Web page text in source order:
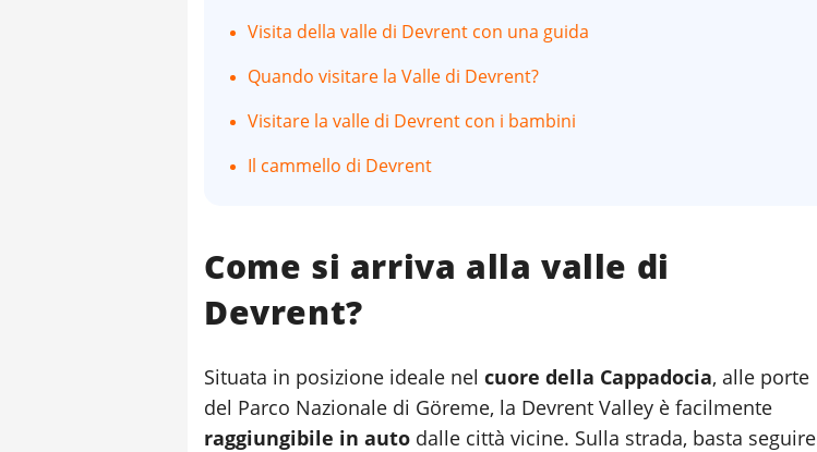
Visita della valle di Devrent con una guida
Quando visitare la Valle di Devrent?
Visitare la valle di Devrent con i bambini
Il cammello di Devrent
Come si arriva alla valle di
Devrent?
Situata in posizione ideale nel cuore della Cappadocia, alle porte
del Parco Nazionale di Göreme, la Devrent Valley è facilmente
raggiungibile in auto dalle città vicine. Sulla strada, basta seguire